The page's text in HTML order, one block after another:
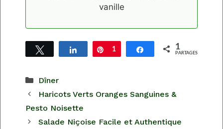
vanille
Tweetez Partagez Épingle
1 Partagez1
PARTAGES
Catégories
Dîner
Haricots Verts Oranges Sanguines &
Pesto Noisette
Salade Niçoise Facile et Authentique